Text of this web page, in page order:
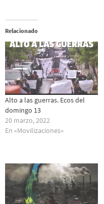
Relacionado
Alto a las guerras. Ecos del
domingo 13
20 marzo, 2022
En «Movilizaciones»